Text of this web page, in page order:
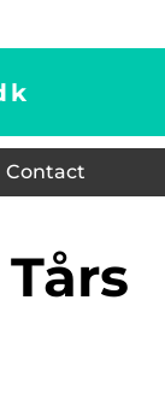
Contact